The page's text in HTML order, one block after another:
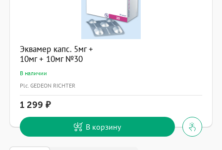
Эквамер капс. 5мг +
10мг + 10мг №30
В наличии
Plc. GEDEON RICHTER
1 299
В корзину